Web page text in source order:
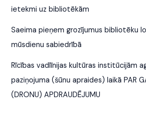
ietekmi uz bibliotēkām
Saeima pieņem grozījumus bibliotēku
mūsdienu sabiedrībā
Rīcības vadlīnijas kultūras institūcijām
paziņojuma (šūnu apraides) laikā PAR
(DRONU) APDRAUDĒJUMU